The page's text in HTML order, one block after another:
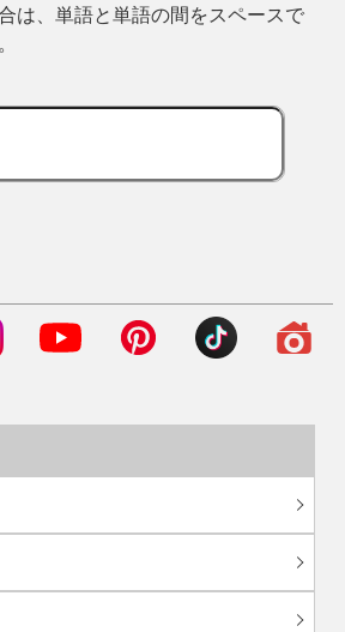
は、単語と単語の間をスペースで